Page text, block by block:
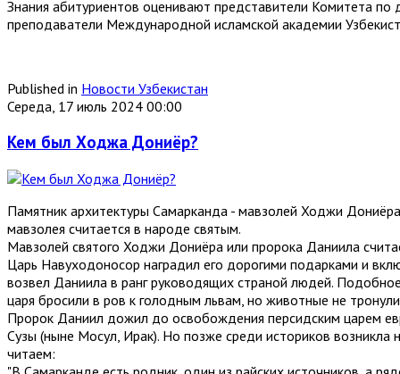
Знания абитуриентов оценивают представители Комитета
преподаватели Международной исламской академии
Published in Новости Узбекистан
Середа, 17 июль 2024 00:00
Кем был Ходжа Дониёр?
Памятник архитектуры Самарканда - мавзолей Ходжи
мавзолея считается в народе святым.
Мавзолей святого Ходжи Дониёра или пророка Даниила
Царь Навуходоносор наградил его дорогими подарками и
возвел Даниила в ранг руководящих страной людей.
царя бросили в ров к голодным львам, но животные не
Пророк Даниил дожил до освобождения персидским царем
Сузы (ныне Мосул, Ирак). Но позже среди историков возникла
читаем: